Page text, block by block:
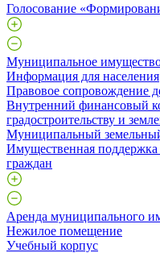
Голосование
Муниципальное
Информация для населения
Правовое сопровождение
Внутренний финансовый
градостроительству и
Муниципальный
Имущественная
граждан
Аренда муниципального
Нежилое помещение
Учебный корпус